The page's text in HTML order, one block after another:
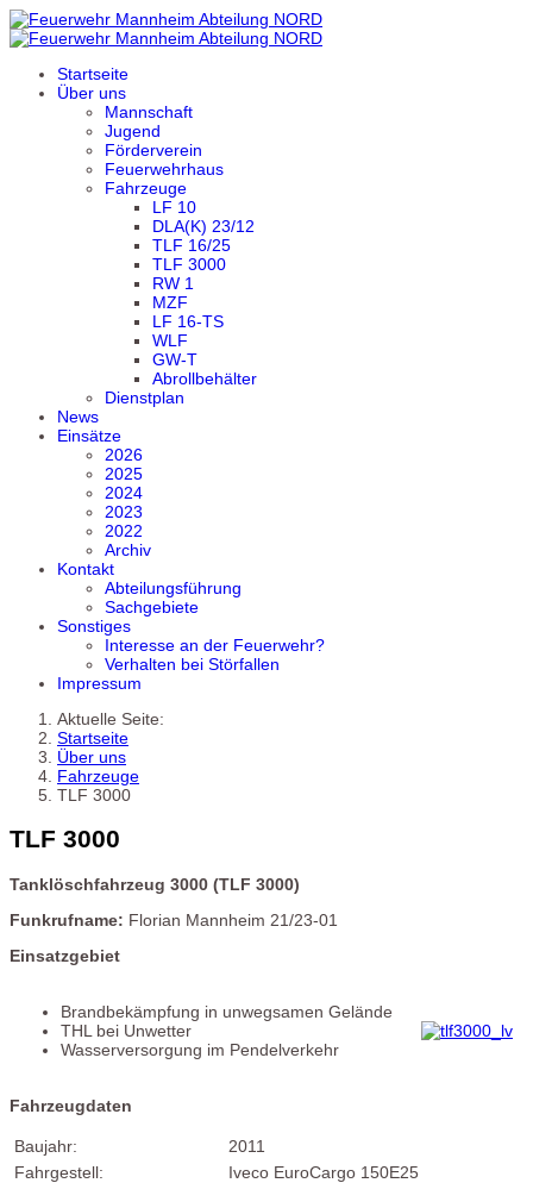
Startseite
Über uns
Mannschaft
Jugend
Förderverein
Feuerwehrhaus
Fahrzeuge
LF 10
DLA(K) 23/12
TLF 16/25
TLF 3000
RW 1
MZF
LF 16-TS
WLF
GW-T
Abrollbehälter
Dienstplan
News
Einsätze
2026
2025
2024
2023
2022
Archiv
Kontakt
Abteilungsführung
Sachgebiete
Sonstiges
Interesse an der Feuerwehr?
Verhalten bei Störfallen
Impressum
Aktuelle Seite:
Startseite
Über uns
Fahrzeuge
TLF 3000
TLF 3000
Tanklöschfahrzeug 3000 (TLF 3000)
Funkrufname: Florian Mannheim 21/23-01
Einsatzgebiet
Brandbekämpfung in unwegsamen Gelände
THL bei Unwetter
Wasserversorgung im Pendelverkehr
Fahrzeugdaten
Baujahr:
2011
Fahrgestell:
Iveco EuroCargo 150E25